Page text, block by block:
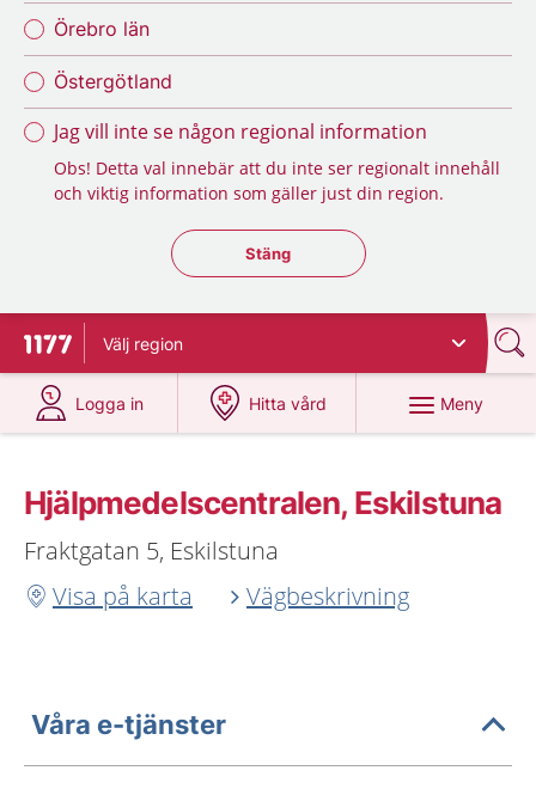
Örebro län
Östergötland
Jag vill inte se någon regional information
Obs! Detta val innebär att du inte ser regionalt innehåll
och viktig information som gäller just din region.
Stäng regionsväljaren
Stäng
Till startsidan för 1177
Välj region
Logga in
på 1177.se
Hitta vård
på 1177.se
Meny
Hjälpmedelscentralen, Eskilstuna
Fraktgatan 5, Eskilstuna
Visa på karta
Vägbeskrivning
Våra e-tjänster